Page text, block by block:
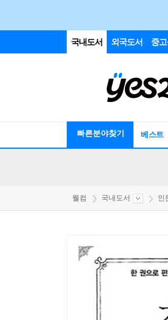
국내도서 외국도서 중
빠른분야찾기 베스트
웰컴 국내도서 인